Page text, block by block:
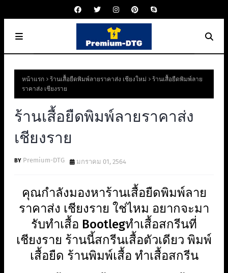
หน้าแรก ร้านเสื้อยืดพิมพ์ลายราคาส่ง เชียงใหม่
ร้านเสื้อยืดพิมพ์ลาย
ราคาส่ง เชียงราย
ร้านเสื้อยืดพิมพ์ลายราคาส่ง
เชียงราย
Premium-DTG มกราคม 01, 2564
คุณกำลังมองหาร้านเสื้อยืดพิมพ์ลาย
ราคาส่ง เชียงราย ใช่ไหม อยากจะมา
รับทำเสื้อ Bootlegทําเสื้อสกรีนที่
เชียงราย ร้านนี้สกรีนเสื้อตัวเดียว พิมพ์
เสื้อยืด ร้านพิมพ์เสื้อ ทําเสื้อสกรีน